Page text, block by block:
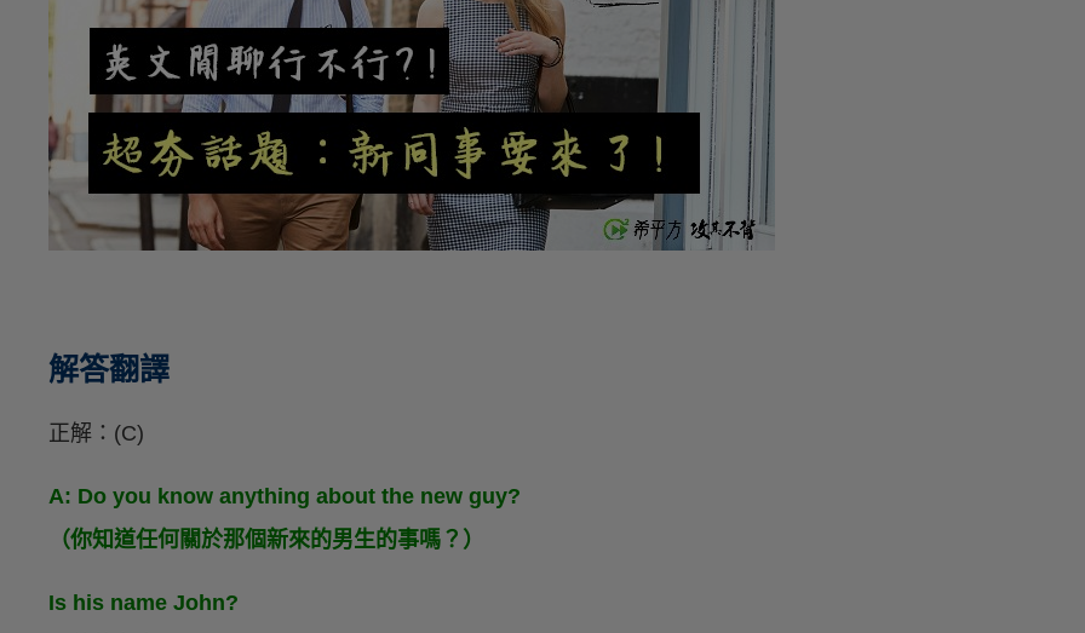
解答翻譯
正解：(C)
A: Do you know anything about the new guy?
（你知道任何關於那個新來的男生的事嗎？）
Is his name John?